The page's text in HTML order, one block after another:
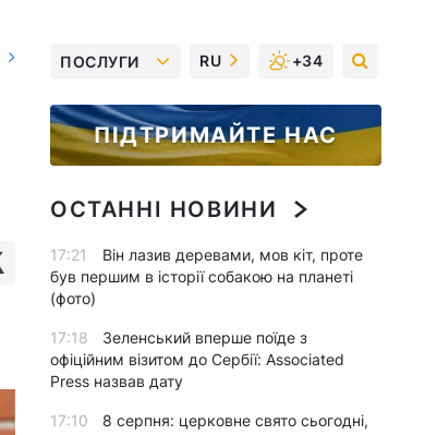
ПОСЛУГИ RU +34
ПІДТРИМАЙТЕ НАС
ОСТАННІ НОВИНИ
17:21
Він лазив деревами, мов кіт, проте
був першим в історії собакою на планеті
(фото)
17:18
Зеленський вперше поїде з
офіційним візитом до Сербії: Associated
Press назвав дату
17:10
8 серпня: церковне свято сьогодні,